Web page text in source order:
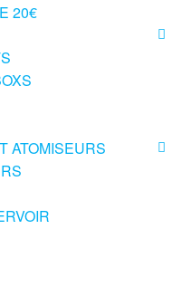
20€
ATOMISEURS